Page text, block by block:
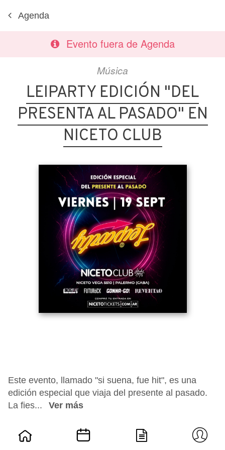
Agenda
Evento fuera de Agenda
Música
LEIPARTY EDICIÓN "DEL
PRESENTA AL PASADO" EN
NICETO CLUB
Este evento, llamado "si suena, fue hit", es una
edición especial que viaja del presente al pasado.
La fies...
Ver más